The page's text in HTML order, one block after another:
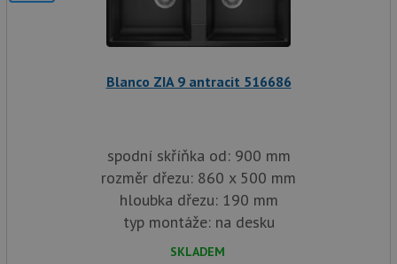
Blanco ZIA 9 antracit 516686
spodní skříňka od: 900 mm
rozměr dřezu: 860 x 500 mm
hloubka dřezu: 190 mm
typ montáže: na desku
SKLADEM